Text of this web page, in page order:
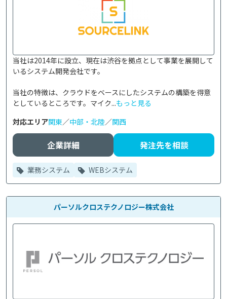
当社は2014年に設立、現在は渋谷を拠点として事業を展開して
いるシステム開発会社です。
当社の特徴は、クラウドをベースにしたシステムの構築を得意
としているところです。マイク...もっと見る
対応エリア関東／中部・北陸／関西
企業詳細 発注先を相談
業務システム WEBシステム
パーソルクロステクノロジー株式会社